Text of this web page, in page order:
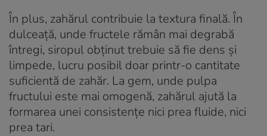
În plus, zahărul contribuie la textura finală. În
dulceață, unde fructele rămân mai degrabă
întregi, siropul obținut trebuie să fie dens și
limpede, lucru posibil doar printr-o cantitate
suficientă de zahăr. La gem, unde pulpa
fructului este mai omogenă, zahărul ajută la
formarea unei consistențe nici prea fluide, nici
prea tari.